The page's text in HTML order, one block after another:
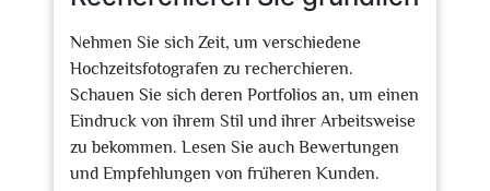
Nehmen Sie sich Zeit, um verschiedene
Hochzeitsfotografen zu recherchieren.
Schauen Sie sich deren Portfolios an, um einen
Eindruck von ihrem Stil und ihrer Arbeitsweise
zu bekommen. Lesen Sie auch Bewertungen
und Empfehlungen von früheren Kunden.